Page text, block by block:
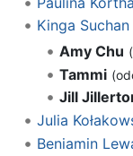
Kinga Suchan
Amy Chu
Tammi
Jill
Julia
Beniamin